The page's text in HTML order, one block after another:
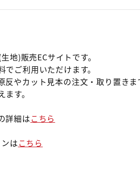
地)販売ECサイトです。
ご利用いただけます。
反やカット見本の注文・取り置きま
す。
詳細はこちら
はこちら